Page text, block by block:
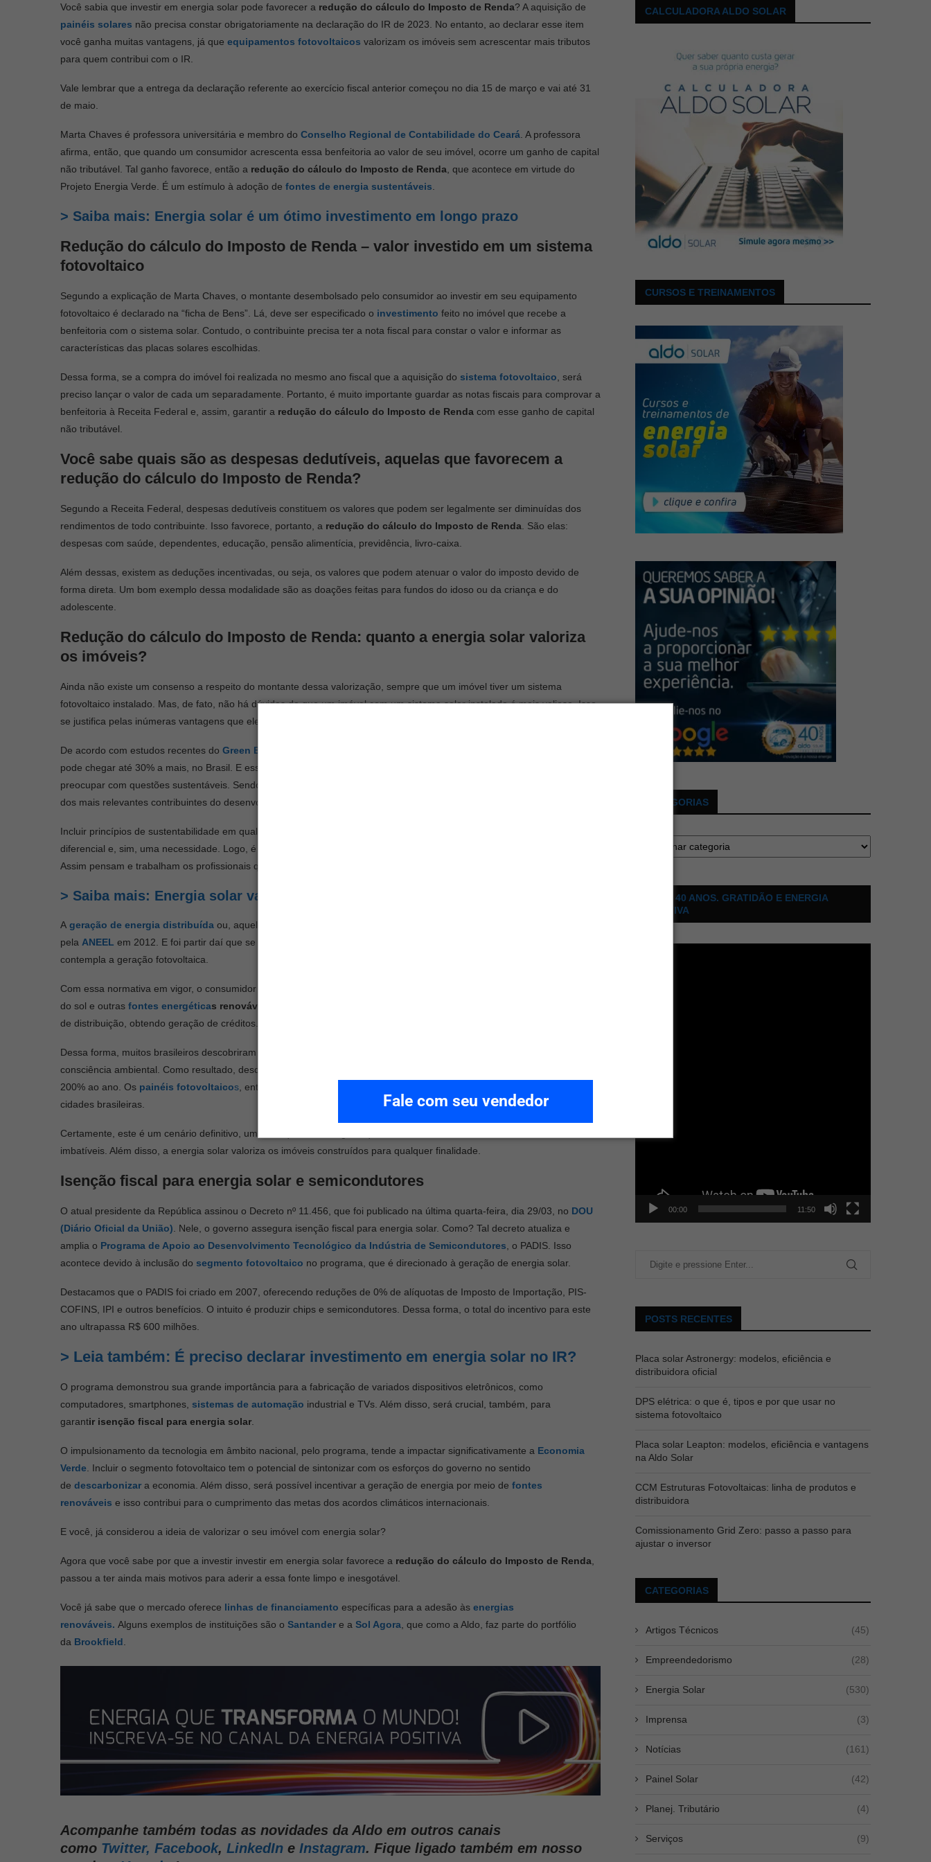
Fale com seu vendedor
Você sabia que investir em energia solar pode favorecer a redução do cálculo do Imposto de Renda? A aquisição de
painéis solares não precisa constar obrigatoriamente na declaração do IR de 2023. No entanto, ao declarar esse item
você ganha muitas vantagens, já que equipamentos fotovoltaicos valorizam os imóveis sem acrescentar mais tributos
para quem contribui com o IR.
Vale lembrar que a entrega da declaração referente ao exercício fiscal anterior começou no dia 15 de março e vai até 31
de maio.
Marta Chaves é professora universitária e membro do Conselho Regional de Contabilidade do Ceará . A professora
afirma, então, que quando um consumidor acrescenta essa benfeitoria ao valor de seu imóvel, ocorre um ganho de capital
não tributável. Tal ganho favorece, então a redução do cálculo do Imposto de Renda , que acontece em virtude do
Projeto Energia Verde. É um estímulo à adoção de fontes de energia sustentáveis
> Saiba mais: Energia solar é um ótimo investimento em longo prazo
Redução do cálculo do Imposto de Renda – valor investido em um sistema
fotovoltaico
Segundo a explicação de Marta Chaves, o montante desembolsado pelo consumidor ao investir em seu equipamento
fotovoltaico é declarado na “ficha de Bens”. Lá, deve ser especificado o investimento feito no imóvel que recebe a
benfeitoria com o sistema solar. Contudo, o contribuinte precisa ter a nota fiscal para constar o valor e informar as
características das placas solares escolhidas.
Dessa forma, se a compra do imóvel foi realizada no mesmo ano fiscal que a aquisição do sistema fotovoltaico , será
preciso lançar o valor de cada um separadamente. Portanto, é muito importante guardar as notas fiscais para comprovar a
benfeitoria à Receita Federal e, assim, garantir a redução do cálculo do Imposto de Renda com esse ganho de capital
não tributável.
Você sabe quais são as despesas dedutíveis, aquelas que favorecem a
redução do cálculo do Imposto de Renda?
Segundo a Receita Federal, despesas dedutíveis constituem os valores que podem ser legalmente ser diminuídas dos
rendimentos de todo contribuinte. Isso favorece, portanto, a redução do cálculo do Imposto de Renda . São elas:
despesas com saúde, dependentes, educação, pensão alimentícia, previdência, livro-caixa.
Além dessas, existem as deduções incentivadas, ou seja, os valores que podem atenuar o valor do imposto devido de
forma direta. Um bom exemplo dessa modalidade são as doações feitas para fundos do idoso ou da criança e do
adolescente.
Redução do cálculo do Imposto de Renda: quanto a energia solar valoriza
os imóveis?
Ainda não existe um consenso a respeito do montante dessa valorização, sempre que um imóvel tiver um sistema
fotovoltaico instalado. Mas, de fato, não há dúvidas de que um imóvel com um sistema solar instalado é mais valioso. Isso
se justifica pelas inúmeras vantagens que ele oferece, principalmente a
De acordo com estudos recentes do Green Build Council Brasil
pode chegar até 30% a mais, no Brasil. E essa porcentagem tende a aumentar, conforme mais pessoas passarem a se
preocupar com questões sustentáveis. Sendo assim, a
dos mais relevantes contribuintes do desenvolvimento desse mercado.
Incluir princípios de sustentabilidade em qualquer
diferencial e, sim, uma necessidade. Logo, é essencial considerar esse aspecto, sempre que possível, em primeiro lugar.
Assim pensam e trabalham os profissionais que estabelecem seus objetivos para essa direção.
> Saiba mais: Energia solar valoriza os imóveis
A geração de energia distribuída ou, aquela gerada pelo próprio consumidor foi devidamente regulamentada
pela ANEEL em 2012. E foi partir daí que se estabeleceu as condições para micro e minigeração distribuída, que
contempla a geração fotovoltaica.
Com essa normativa em vigor, o consumidor brasileiro conquistou o poder de gerar sua própria energia elétrica, por meio
do sol e outras fontes energéticas renováveis
de distribuição, obtendo geração de créditos.
Dessa forma, muitos brasileiros descobriram rapidamente as vantagens de unir economia, autossustentabilidade e
consciência ambiental. Como resultado, desde então, em pouco tempo a fonte solar se consolidou e cresceu cerca de
200% ao ano. Os painéis fotovoltaicos , então, se tornaram cada vez mais presentes nos telhados de edificações nas
cidades brasileiras.
Certamente, este é um cenário definitivo, uma vez que as vantagens que os sistemas fotovoltaicos oferecem são
imbatíveis. Além disso, a energia solar valoriza os imóveis construídos para qualquer finalidade.
Isenção fiscal para energia solar e semicondutores
O atual presidente da República assinou o Decreto nº 11.456, que foi publicado na última quarta-feira, dia 29/03, no DOU
(Diário Oficial da União) . Nele, o governo assegura isenção fiscal para energia solar. Como? Tal decreto atualiza e
amplia o Programa de Apoio ao Desenvolvimento Tecnológico da Indústria de Semicondutores , o PADIS. Isso
acontece devido à inclusão do segmento fotovoltaico no programa, que é direcionado à geração de energia solar.
Destacamos que o PADIS foi criado em 2007, oferecendo reduções de 0% de alíquotas de Imposto de Importação, PIS-
COFINS, IPI e outros benefícios. O intuito é produzir chips e semicondutores. Dessa forma, o total do incentivo para este
ano ultrapassa R$ 600 milhões.
> Leia também: É preciso declarar investimento em energia solar no IR?
O programa demonstrou sua grande importância para a fabricação de variados dispositivos eletrônicos, como
computadores, smartphones, sistemas de automação industrial e TVs. Além disso, será crucial, também, para
garantir isenção fiscal para energia solar
O impulsionamento da tecnologia em âmbito nacional, pelo programa, tende a impactar significativamente a Economia
Verde . Incluir o segmento fotovoltaico tem o potencial de sintonizar com os esforços do governo no sentido
de descarbonizar a economia. Além disso, será possível incentivar a geração de energia por meio de fontes
renováveis e isso contribui para o cumprimento das metas dos acordos climáticos internacionais.
E você, já considerou a ideia de valorizar o seu imóvel com energia solar?
Agora que você sabe por que a investir investir em energia solar favorece a redução do cálculo do Imposto de Renda
passou a ter ainda mais motivos para aderir a essa fonte limpo e inesgotável.
Você já sabe que o mercado oferece linhas de financiamento específicas para a adesão às energias
renováveis. Alguns exemplos de instituições são o Santander e a Sol Agora , que como a Aldo, faz parte do portfólio
da Brookfield
Acompanhe também todas as novidades da Aldo em outros canais
como Twitter, Facebook, LinkedIn e Instagram. Fique ligado também em nosso
CALCULADORA ALDO SOLAR
CURSOS E TREINAMENTOS
CATEGORIAS
ALDO 40 ANOS. GRATIDÃO E ENERGIA
POSITIVA
00:00 11:50
POSTS RECENTES
Placa solar Astronergy: modelos, eficiência e
distribuidora oficial
DPS elétrica: o que é, tipos e por que usar no
sistema fotovoltaico
Placa solar Leapton: modelos, eficiência e vantagens
na Aldo Solar
CCM Estruturas Fotovoltaicas: linha de produtos e
distribuidora
Comissionamento Grid Zero: passo a passo para
ajustar o inversor
CATEGORIAS
Artigos Técnicos (45)
Empreendedorismo (28)
Energia Solar (530)
Imprensa (3)
Notícias (161)
Painel Solar (42)
Planej. Tributário (4)
Serviços (9)